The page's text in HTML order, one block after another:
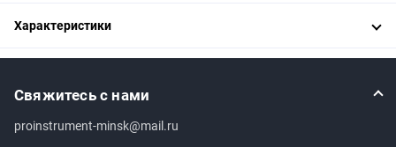
Характеристики
Свяжитесь с нами
proinstrument-minsk@mail.ru